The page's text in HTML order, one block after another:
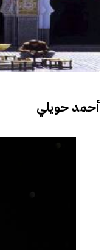
أحمد حويلي